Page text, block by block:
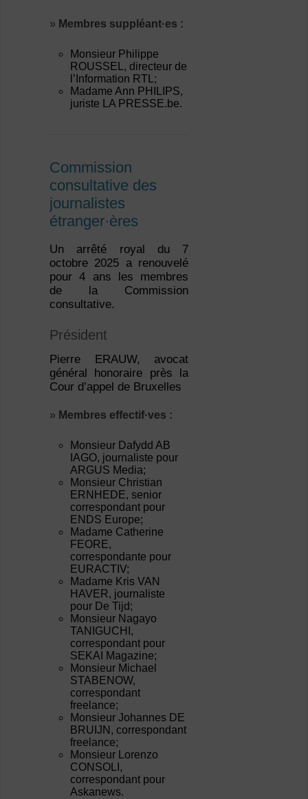
» Membres suppléant·es :
Monsieur Philippe
ROUSSEL, directeur de
l’Information RTL;
Madame Ann PHILIPS,
juriste LA PRESSE.be.
Commission
consultative des
journalistes
étranger·ères
Un arrêté royal du 7
octobre 2025 a renouvelé
pour 4 ans les membres
de la Commission
consultative.
Président
Pierre ERAUW, avocat
général honoraire près la
Cour d’appel de Bruxelles
» Membres effectif·ves :
Monsieur Dafydd AB
IAGO, journaliste pour
ARGUS Media;
Monsieur Christian
ERNHEDE, senior
correspondant pour
ENDS Europe;
Madame Catherine
FEORE,
correspondante pour
EURACTIV;
Madame Kris VAN
HAVER, journaliste
pour De Tijd;
Monsieur Nagayo
TANIGUCHI,
correspondant pour
SEKAI Magazine;
Monsieur Michael
STABENOW,
correspondant
freelance;
Monsieur Johannes DE
BRUIJN, correspondant
freelance;
Monsieur Lorenzo
CONSOLI,
correspondant pour
Askanews.